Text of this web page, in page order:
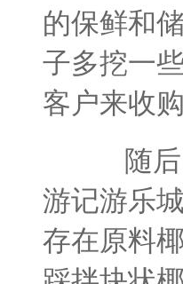
的保鲜和
子多挖一
客户来收
随后,
游记游乐
存在原料